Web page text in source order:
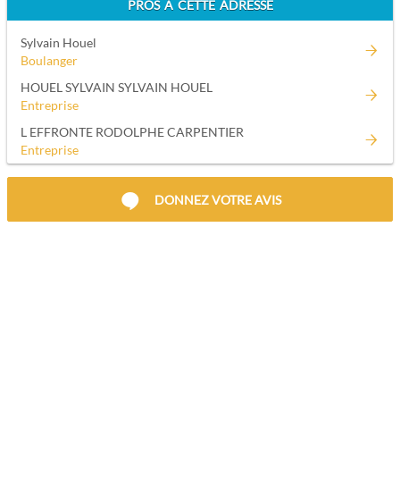
PROS À CETTE ADRESSE
Sylvain Houel
Boulanger
HOUEL SYLVAIN SYLVAIN HOUEL
Entreprise
L EFFRONTE RODOLPHE CARPENTIER
Entreprise
DONNEZ VOTRE AVIS